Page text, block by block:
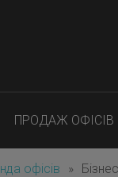
ПРОДАЖ ОФІСІВ
офісів »